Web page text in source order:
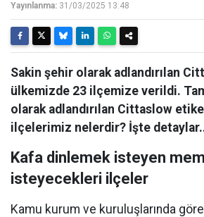
Yayınlanma: 31/03/2025 13:48
Sakin şehir olarak adlandırılan
ülkemizde 23 ilçemize verildi.
olarak adlandırılan Cittaslow
ilçelerimiz nelerdir? İşte
Kafa dinlemek isteyen
isteyecekleri ilçeler
Kamu kurum ve kuruluşlarında